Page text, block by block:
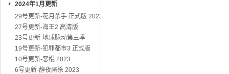
2024年1月更新
29号更新-花月杀手 正式版 2023
27号更新-海王2 高清版
23号更新-地球脉动第三季
19号更新-犯罪都市3 正式版
10号更新-恶棍 2023
6号更新-静夜厮杀 2023